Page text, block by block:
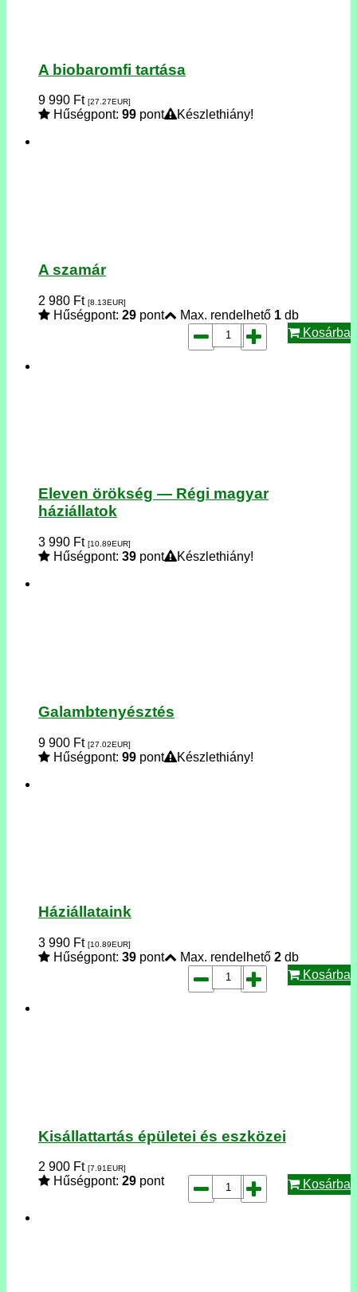
A biobaromfi tartása
9 990 Ft [27.27EUR]
Hűségpont: 99 pont Készlethiány!
A szamár
2 980 Ft [8.13EUR]
Hűségpont: 29 pont Max. rendelhető 1 db
Kosárba
Eleven örökség — Régi magyar
háziállatok
3 990 Ft [10.89EUR]
Hűségpont: 39 pont Készlethiány!
Galambtenyésztés
9 900 Ft [27.02EUR]
Hűségpont: 99 pont Készlethiány!
Háziállataink
3 990 Ft [10.89EUR]
Hűségpont: 39 pont Max. rendelhető 2 db
Kosárba
Kisállattartás épületei és eszközei
2 900 Ft [7.91EUR]
Hűségpont: 29 pont Kosárba